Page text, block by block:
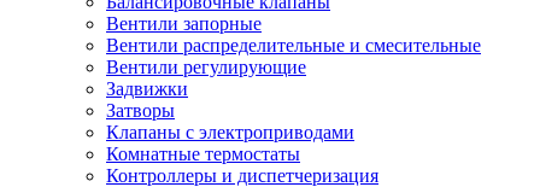
Вентили запорные
Вентили распределительные и смесительные
Вентили регулирующие
Задвижки
Затворы
Клапаны с электроприводами
Комнатные термостаты
Контроллеры и диспетчеризация